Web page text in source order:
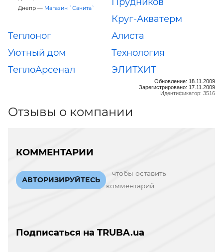
Днепр — Магазин `Санита`
Круг-Акватерм
Теплоног
Алиста
Уютный дом
Технология
ТеплоАрсенал
ЭЛИТХИТ
Обновление: 18.11.2009
Зарегистрировано: 17.11.2009
Идентификатор: 3516
Отзывы о компании
КОММЕНТАРИИ
АВТОРИЗИРУЙТЕСЬ
чтобы оставить
комментарий
Подписаться на TRUBA.ua